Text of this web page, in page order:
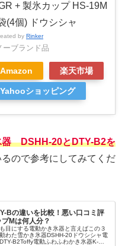
+ 製氷カップ HS-19M
(4個) ドウシシャ
by Rinker
ーブランド品
Amazon 楽天市場
Yahooショッピング
器 DSHH-20とDTY-B2を
るので参考にしてみてくだ
Bの違いを比較！悪い口コミ評
Mは何人分？
目にする電動かき氷器と言えばこの３
わた雪かき氷器DSHH-20ドウシシャ電
B2Toffy電動ふわふわかき氷器K-